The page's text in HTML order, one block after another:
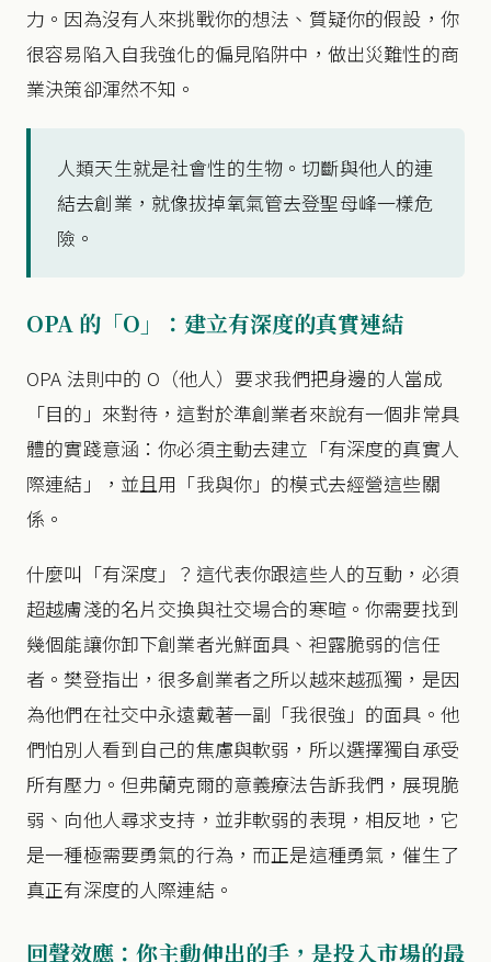
力。因為沒有人來挑戰你的想法、質疑你的假設，你
很容易陷入自我強化的偏見陷阱中，做出災難性的商
業決策卻渾然不知。
人類天生就是社會性的生物。切斷與他人的連
結去創業，就像拔掉氧氣管去登聖母峰一樣危
險。
OPA 的「O」：建立有深度的真實連結
OPA 法則中的 O（他人）要求我們把身邊的人當成
「目的」來對待，這對於準創業者來說有一個非常具
體的實踐意涵：你必須主動去建立「有深度的真實人
際連結」，並且用「我與你」的模式去經營這些關
係。
什麼叫「有深度」？這代表你跟這些人的互動，必須
超越膚淺的名片交換與社交場合的寒暄。你需要找到
幾個能讓你卸下創業者光鮮面具、袒露脆弱的信任
者。樊登指出，很多創業者之所以越來越孤獨，是因
為他們在社交中永遠戴著一副「我很強」的面具。他
們怕別人看到自己的焦慮與軟弱，所以選擇獨自承受
所有壓力。但弗蘭克爾的意義療法告訴我們，展現脆
弱、向他人尋求支持，並非軟弱的表現，相反地，它
是一種極需要勇氣的行為，而正是這種勇氣，催生了
真正有深度的人際連結。
回聲效應：你主動伸出的手，是投入市場的最